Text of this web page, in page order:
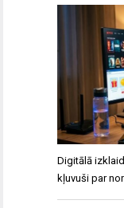
Digitālā
kļuvuši par